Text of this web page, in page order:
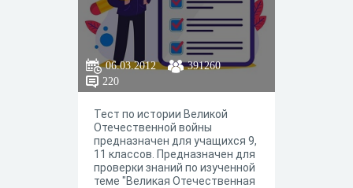
06.03.2012
391260
220
Тест по истории Великой
Отечественной войны
предназначен для учащихся 9,
11 классов. Предназначен для
проверки знаний по изученной
теме "Великая Отечественная